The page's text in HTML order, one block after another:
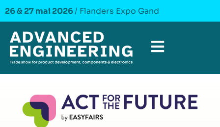
26 & 27 mai 2026/ Flanders Expo Gand